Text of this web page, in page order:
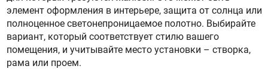
элемент оформления в интерьере, защита от солнца или
полноценное светонепроницаемое полотно. Выбирайте
вариант, который соответствует стилю вашего
помещения, и учитывайте место установки – створка,
рама или проем.